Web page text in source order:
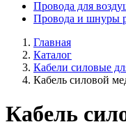
Провода для
Провода и шнуры
Главная
Каталог
Кабели силовые
Кабель силовой
Кабель